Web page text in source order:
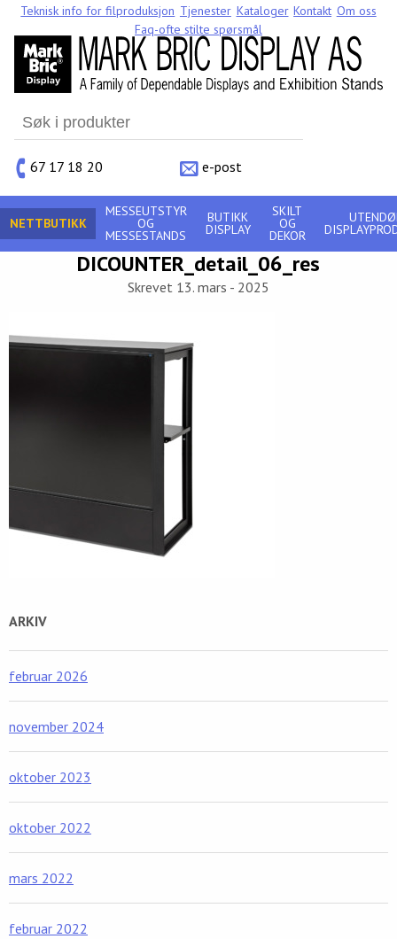
Search
for:
67 17 18 20
e-post
Teknisk info for filproduksjon Tjenester Kataloger Kontakt Om oss
Faq-ofte stilte spørsmål
NETTBUTIKK
MESSEUTSTYR
OG
MESSESTANDS
BUTIKK
DISPLAY
SKILT
OG
DEKOR
DICOUNTER_detail_06_res
Skrevet 13. mars - 2025
ARKIV
februar 2026
november 2024
oktober 2023
oktober 2022
mars 2022
februar 2022